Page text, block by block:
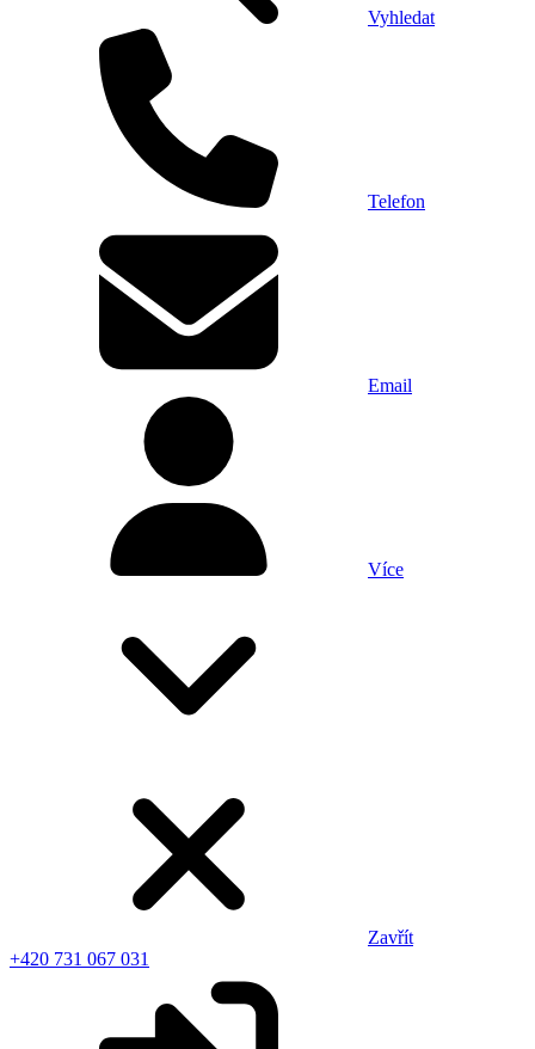
Vyhledat
Telefon
Email
Více
Zavřít
+420 731 067 031